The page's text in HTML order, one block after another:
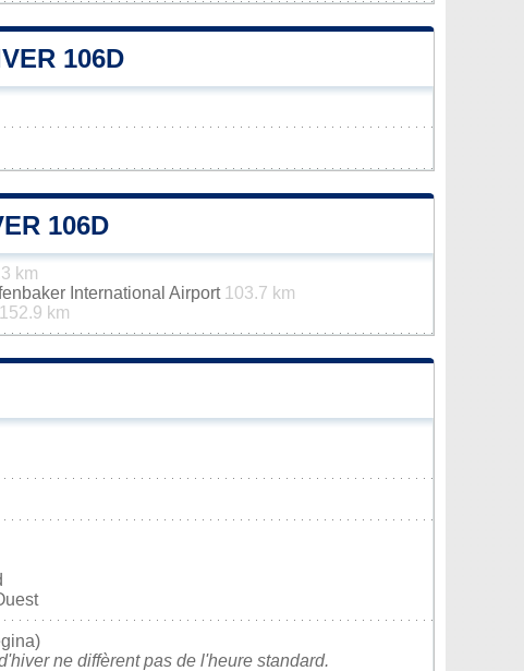
106D
106D
km
International Airport 103.7 km
152.9 km
ne diffèrent pas de l'heure standard.